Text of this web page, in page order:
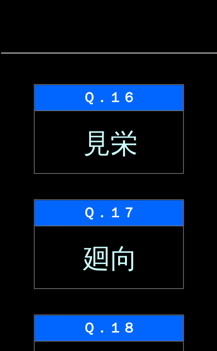
Ｑ．１６
見栄
Ｑ．１７
廻向
Ｑ．１８